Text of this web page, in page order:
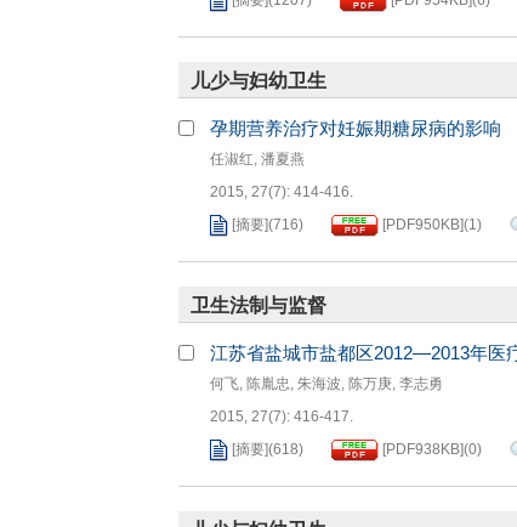
[摘要](1207 ) [PDF 954KB](6)
儿少与妇幼卫生
孕期营养治疗对妊娠期糖尿病的影响
任淑红, 潘夏燕
2015, 27(7): 414-416.
[摘要](716) [PDF 950KB](1)
卫生法制与监督
江苏省盐城市盐都区2012—2013年医
何飞, 陈胤忠, 朱海波, 陈万庚, 李志勇
2015, 27(7): 416-417.
[摘要](618) [PDF 938KB](0)